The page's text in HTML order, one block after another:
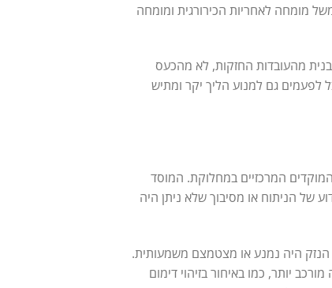
מומחה לאחריות הכירורגית ומומחה
מהעובדות החזקות, לא מהכעס
גם למנוע הליך יקר ומתיש
המרכזיים במחלוקת. המוסד
של הניתוח או מסיבוך שלא ניתן היה
הנזק היה נמנע או מצטמצם משמעותית.
יותר, כמו באיחור בזיהוי דימום